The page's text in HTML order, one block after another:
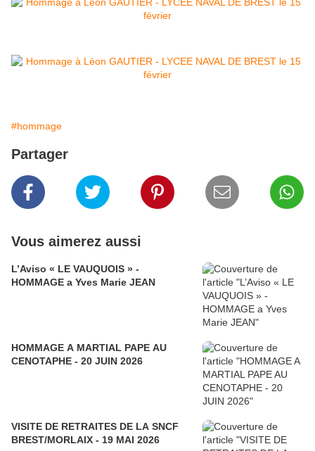
#hommage
Partager
Vous aimerez aussi
L’Aviso « LE VAUQUOIS » -
HOMMAGE a Yves Marie JEAN
HOMMAGE A MARTIAL PAPE AU
CENOTAPHE - 20 JUIN 2026
VISITE DE RETRAITES DE LA SNCF
BREST/MORLAIX - 19 MAI 2026